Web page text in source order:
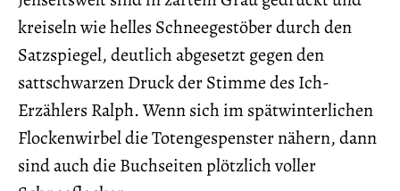
kreiseln wie helles Schneegestöber durch den
Satzspiegel, deutlich abgesetzt gegen den
sattschwarzen Druck der Stimme des Ich-
Erzählers Ralph. Wenn sich im spätwinterlichen
Flockenwirbel die Totengespenster nähern, dann
sind auch die Buchseiten plötzlich voller